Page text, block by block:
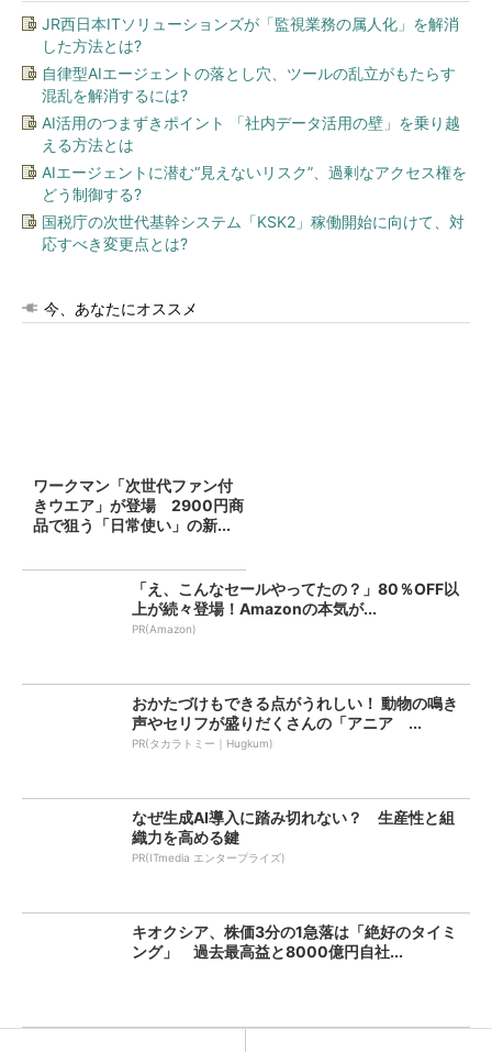
JR西日本ITソリューションズが「監視業務の属人化」を解消
した方法とは?
自律型AIエージェントの落とし穴、ツールの乱立がもたらす
混乱を解消するには?
AI活用のつまずきポイント 「社内データ活用の壁」を乗り越
える方法とは
AIエージェントに潜む“見えないリスク”、過剰なアクセス権を
どう制御する?
国税庁の次世代基幹システム「KSK2」稼働開始に向けて、対
応すべき変更点とは?
今、あなたにオススメ
ワークマン「次世代ファン付
きウエア」が登場 2900円商
品で狙う「日常使い」の新...
「え、こんなセールやってたの？」80％OFF以
上が続々登場！Amazonの本気が...
PR(Amazon)
おかたづけもできる点がうれしい！ 動物の鳴き
声やセリフが盛りだくさんの「アニア ...
PR(タカラトミー｜Hugkum)
なぜ生成AI導入に踏み切れない？ 生産性と組
織力を高める鍵
PR(ITmedia エンタープライズ)
キオクシア、株価3分の1急落は「絶好のタイミ
ング」 過去最高益と8000億円自社...